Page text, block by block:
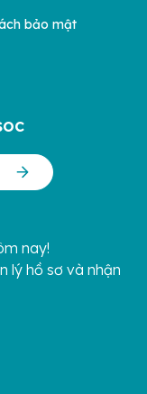
bảo mật
nay!
lý hồ sơ và nhận